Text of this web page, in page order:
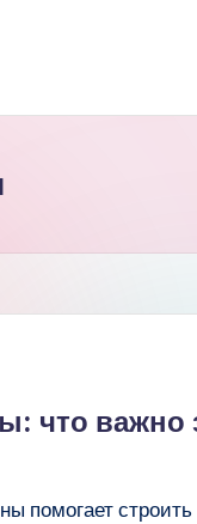
что важно
помогает